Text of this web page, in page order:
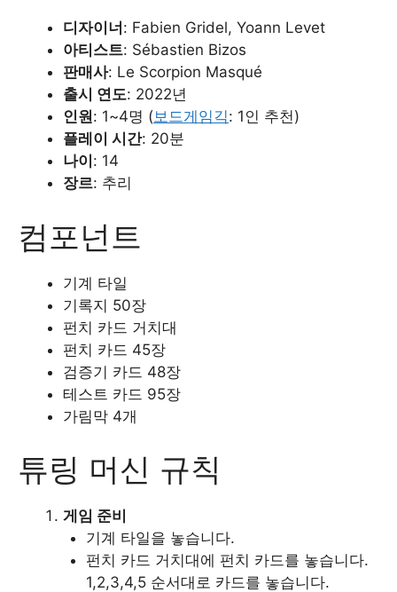
디자이너 : Fabien Gridel, Yoann Levet
아티스트: Sébastien Bizos
판매사: Le Scorpion Masqué
출시 연도: 2022년
인원: 1~4명 (보드게임긱: 1인 추천)
플레이 시간: 20분
나이 : 14
장르: 추리
컴포넌트
기계 타일
기록지 50장
펀치 카드 거치대
펀치 카드 45장
검증기 카드 48장
테스트 카드 95장
가림막 4개
튜링 머신 규칙
게임 준비
기계 타일을 놓습니다.
펀치 카드 거치대에 펀치 카드를 놓습니다.
1,2,3,4,5 순서대로 카드를 놓습니다.